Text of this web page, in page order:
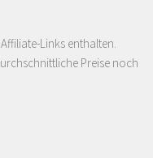
Links enthalten.
Preise noch